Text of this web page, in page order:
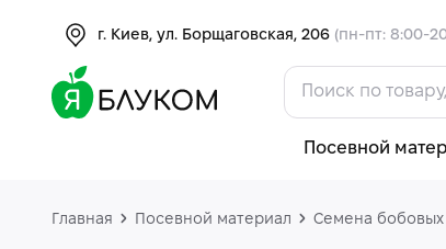
г. Киев, ул. Борщаговская, 206 (пн-пт: 8:00-
Посевной
Главная Посевной материал Семена бобовых